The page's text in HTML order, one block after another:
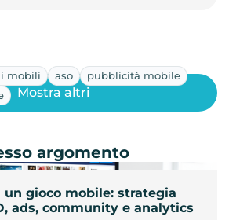
mobili aso
pubblicità mobile
un gioco mobile: strategia
ads, community e analytics
Mostra altri
argomento